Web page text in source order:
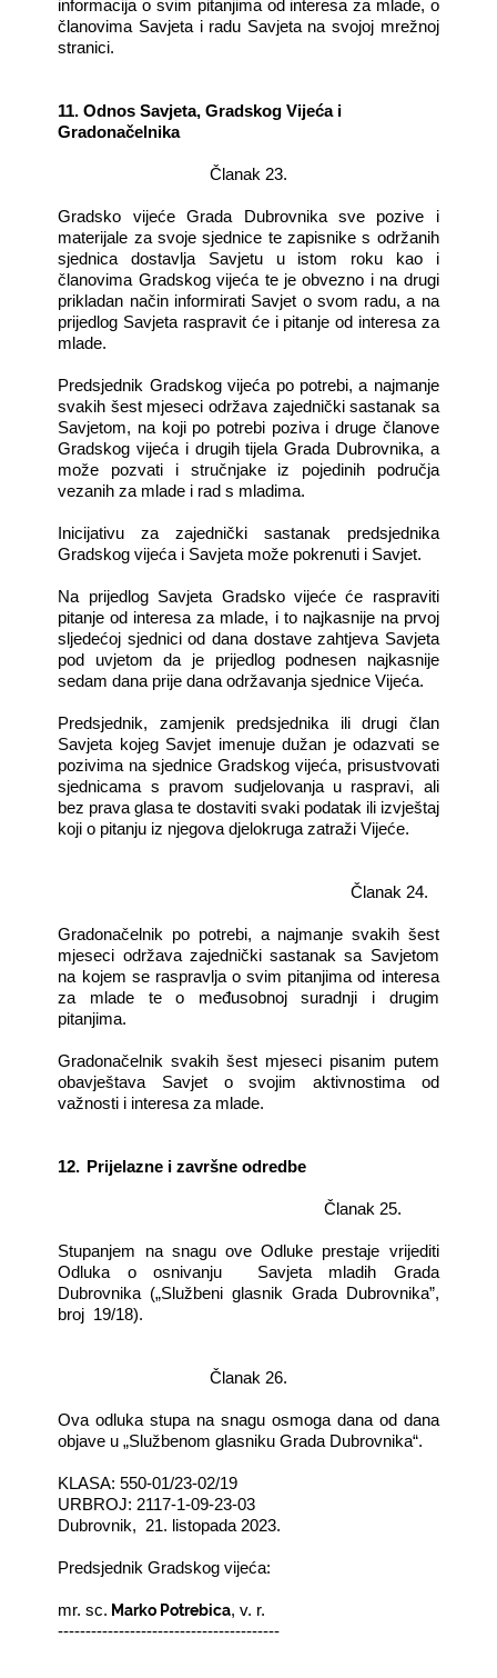
informacija o svim pitanjima od interesa za mlade, o
članovima Savjeta i radu Savjeta na svojoj mrežnoj
stranici.
11. Odnos Savjeta, Gradskog Vijeća i
Gradonačelnika
Članak 23.
Gradsko vijeće Grada Dubrovnika sve pozive i
materijale za svoje sjednice te zapisnike s održanih
sjednica dostavlja Savjetu u istom roku kao i
članovima Gradskog vijeća te je obvezno i na drugi
prikladan način informirati Savjet o svom radu, a na
prijedlog Savjeta raspravit će i pitanje od interesa za
mlade.
Predsjednik Gradskog vijeća po potrebi, a najmanje
svakih šest mjeseci održava zajednički sastanak sa
Savjetom, na koji po potrebi poziva i druge članove
Gradskog vijeća i drugih tijela Grada Dubrovnika, a
može pozvati i stručnjake iz pojedinih područja
vezanih za mlade i rad s mladima.
Inicijativu za zajednički sastanak predsjednika
Gradskog vijeća i Savjeta može pokrenuti i Savjet.
Na prijedlog Savjeta Gradsko vijeće će raspraviti
pitanje od interesa za mlade, i to najkasnije na prvoj
sljedećoj sjednici od dana dostave zahtjeva Savjeta
pod uvjetom da je prijedlog podnesen najkasnije
sedam dana prije dana održavanja sjednice Vijeća.
Predsjednik, zamjenik predsjednika ili drugi član
Savjeta kojeg Savjet imenuje dužan je odazvati se
pozivima na sjednice Gradskog vijeća, prisustvovati
sjednicama s pravom sudjelovanja u raspravi, ali
bez prava glasa te dostaviti svaki podatak ili izvještaj
koji o pitanju iz njegova djelokruga zatraži Vijeće.
Članak 24.
Gradonačelnik po potrebi, a najmanje svakih šest
mjeseci održava zajednički sastanak sa Savjetom
na kojem se raspravlja o svim pitanjima od interesa
za mlade te o međusobnoj suradnji i drugim
pitanjima.
Gradonačelnik svakih šest mjeseci pisanim putem
obavještava Savjet o svojim aktivnostima od
važnosti i interesa za mlade.
12. Prijelazne i završne odredbe
Članak 25.
Stupanjem na snagu ove Odluke prestaje vrijediti
Odluka o osnivanju
Savjeta mladih Grada
Dubrovnika („Službeni glasnik Grada Dubrovnika”,
broj 19/18).
Članak 26.
Ova odluka stupa na snagu osmoga dana od dana
objave u „Službenom glasniku Grada Dubrovnika“.
KLASA: 550-01/23-02/19
URBROJ: 2117-1-09-23-03
Dubrovnik,
21. listopada 2023.
Predsjednik Gradskog vijeća:
mr. sc. Marko Potrebica, v. r.
----------------------------------------